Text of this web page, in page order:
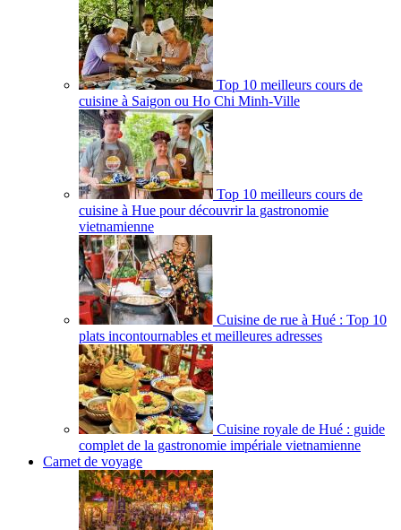
Top 10 meilleurs cours de
cuisine à Saigon ou Ho Chi Minh-Ville
Top 10 meilleurs cours de
cuisine à Hue pour découvrir la gastronomie
vietnamienne
Cuisine de rue à Hué : Top 10
plats incontournables et meilleures adresses
Cuisine royale de Hué : guide
complet de la gastronomie impériale vietnamienne
Carnet de voyage